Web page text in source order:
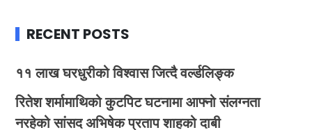
RECENT POSTS
११ लाख घरधुरीको विश्वास जित्दै वर्ल्डलिङ्क
रितेश शर्मामाथिको कुटपिट घटनामा आफ्नो संलग्नता
नरहेको सांसद अभिषेक प्रताप शाहको दाबी